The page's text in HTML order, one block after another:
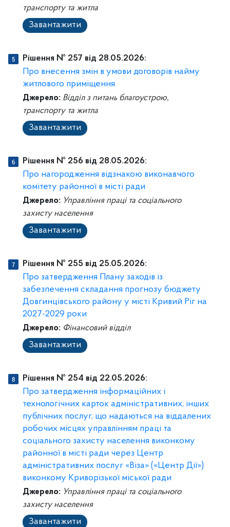
транспорту та житла
Завантажити
Рішення № 257 від 28.05.2026:
Про внесення змін в умови договорів найму
житлового приміщення
Джерело: Відділ з питань благоустрою,
транспорту та житла
Завантажити
Рішення № 256 від 28.05.2026:
Про нагородження відзнакою виконавчого
комітету районної в місті ради
Джерело: Управління праці та соціального
захисту населення
Завантажити
Рішення № 255 від 25.05.2026:
Про затвердження Плану заходів із
забезпечення складання прогнозу бюджету
Довгинцівського району у місті Кривий Ріг на
2027-2029 роки
Джерело: Фінансовий відділ
Завантажити
Рішення № 254 від 22.05.2026:
Про затвердження інформаційних і
технологічних карток адміністративних, інших
публічних послуг, що надаються на віддалених
робочих місцях управлінням праці та
соціального захисту населення виконкому
районної в місті ради через Центр
адміністративних послуг «Віза» («Центр Дії»)
виконкому Криворізької міської ради
Джерело: Управління праці та соціального
захисту населення
Завантажити